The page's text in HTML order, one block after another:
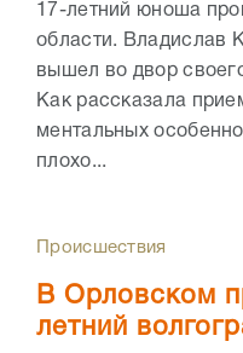
17-летний юноша
области. Владислав
вышел во двор
Как рассказала
ментальных
плохо...
Происшествия
В Орловском
летний